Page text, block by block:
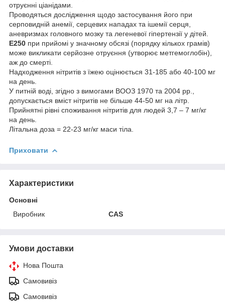
отруєнні ціанідами.
Проводяться дослідження щодо застосування його при
серповидній анемії, серцевих нападах та ішемії серця,
аневризмах головного мозку та легеневої гіпертензії у дітей.
E250 при прийомі у значному обсязі (порядку кількох грамів)
може викликати серйозне отруєння (утворює метгемоглобін),
аж до смерті.
Надходження нітритів з їжею оцінюється 31-185 або 40-100 мг
на день.
У питній воді, згідно з вимогами ВООЗ 1970 та 2004 рр.,
допускається вміст нітритів не більше 44-50 мг на літр.
Прийнятні рівні споживання нітритів для людей 3,7 – 7 мг/кг
на день.
Літальна доза = 22-23 мг/кг маси тіла.
Приховати
Характеристики
Основні
Виробник
CAS
Умови доставки
Нова Пошта
Самовивіз
Самовивіз